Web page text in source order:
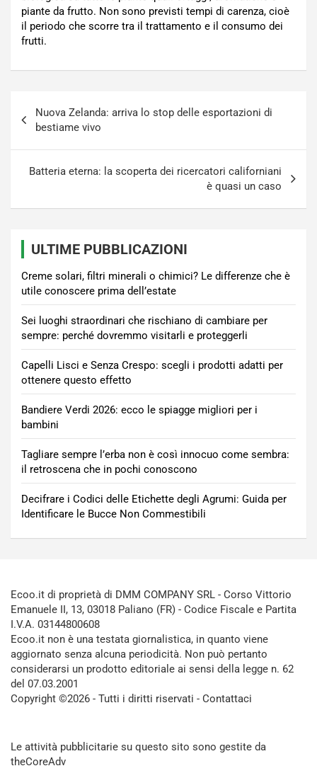
piante da frutto. Non sono previsti tempi di carenza, cioè
il periodo che scorre tra il trattamento e il consumo dei
frutti.
articoli
Nuova Zelanda: arriva lo stop delle esportazioni di
bestiame vivo
Batteria eterna: la scoperta dei ricercatori californiani
è quasi un caso
ULTIME PUBBLICAZIONI
Creme solari, filtri minerali o chimici? Le differenze che è
utile conoscere prima dell’estate
Sei luoghi straordinari che rischiano di cambiare per
sempre: perché dovremmo visitarli e proteggerli
Capelli Lisci e Senza Crespo: scegli i prodotti adatti per
ottenere questo effetto
Bandiere Verdi 2026: ecco le spiagge migliori per i
bambini
Tagliare sempre l’erba non è così innocuo come sembra:
il retroscena che in pochi conoscono
Decifrare i Codici delle Etichette degli Agrumi: Guida per
Identificare le Bucce Non Commestibili
Ecoo.it di proprietà di DMM COMPANY SRL - Corso Vittorio
Emanuele II, 13, 03018 Paliano (FR) - Codice Fiscale e Partita
I.V.A. 03144800608
Ecoo.it non è una testata giornalistica, in quanto viene
aggiornato senza alcuna periodicità. Non può pertanto
considerarsi un prodotto editoriale ai sensi della legge n. 62
del 07.03.2001
Copyright ©2026 - Tutti i diritti riservati - Contattaci
Le attività pubblicitarie su questo sito sono gestite da
theCoreAdv